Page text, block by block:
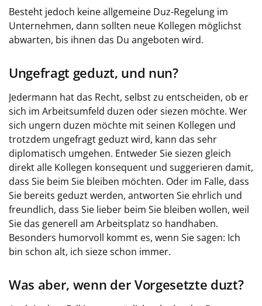
Besteht jedoch keine allgemeine Duz-Regelung im
Unternehmen, dann sollten neue Kollegen möglichst
abwarten, bis ihnen das Du angeboten wird.
Ungefragt geduzt, und nun?
Jedermann hat das Recht, selbst zu entscheiden, ob er
sich im Arbeitsumfeld duzen oder siezen möchte. Wer
sich ungern duzen möchte mit seinen Kollegen und
trotzdem ungefragt geduzt wird, kann das sehr
diplomatisch umgehen. Entweder Sie siezen gleich
direkt alle Kollegen konsequent und suggerieren damit,
dass Sie beim Sie bleiben möchten. Oder im Falle, dass
Sie bereits geduzt werden, antworten Sie ehrlich und
freundlich, dass Sie lieber beim Sie bleiben wollen, weil
Sie das generell am Arbeitsplatz so handhaben.
Besonders humorvoll kommt es, wenn Sie sagen: Ich
bin schon alt, ich sieze schon immer.
Was aber, wenn der Vorgesetzte duzt?